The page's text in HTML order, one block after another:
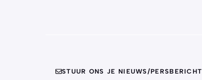
STUUR ONS JE NIEUWS/PERSBERICHT